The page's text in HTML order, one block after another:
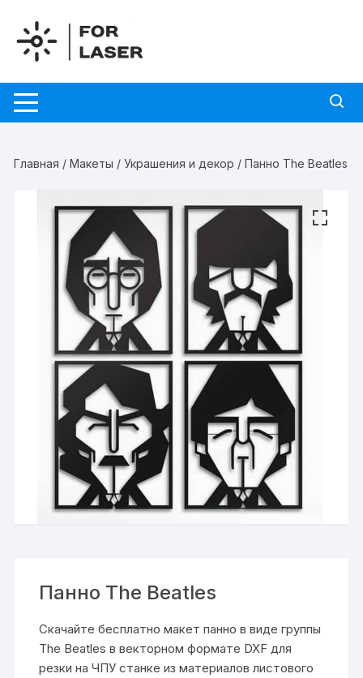
содержимому
Главная /Макеты /Украшения и декор / Панно The Beatles
Панно The Beatles
Скачайте бесплатно макет панно в виде группы
The Beatles в векторном формате DXF для
резки на ЧПУ станке из материалов листового